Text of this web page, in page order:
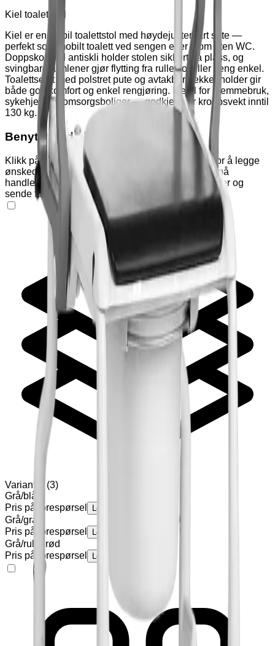
Kiel toalettstol
Kiel er en stabil toalettstol med høydejusterbart sete —
perfekt som mobilt toalett ved sengen eller i rom uten WC.
Doppsko med antiskli holder stolen sikkert på plass, og
svingbare armlener gjør flytting fra rullestol eller seng enkel.
Toalettsetet med polstret pute og avtakbar bekkenholder gir
både god komfort og enkel rengjøring. Ideell for hjemmebruk,
sykehjem og omsorgsboliger — godkjent for kroppsvekt inntil
130 kg.
Benytt handlekurven
Klikk på "Varianter" og "Tilleggsutstyr" nedenfor for å legge
ønskede produkter i handlekurven. Klikk deretter på
handlekurv-ikonet øverst på siden for å se produkter og
sende forespørsel om pristilbud eller bestilling.
Varianter (3)
Grå/blå
Pris på forespørsel
Legg til
Grå/grå
Pris på forespørsel
Legg til
Grå/rubinrød
Pris på forespørsel
Legg til